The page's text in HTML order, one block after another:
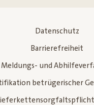
Datenschutz
Barrierefreiheit
Meldungs- und
betrügerischer